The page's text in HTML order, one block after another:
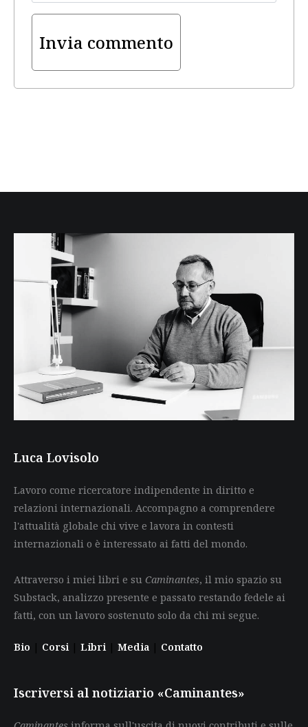
Luca Lovisolo
Lavoro come ricercatore indipendente in diritto e
relazioni internazionali. Accompagno a comprendere
l'attualità globale chi vive e lavora in contesti
internazionali o è interessato ai fatti del mondo.
Attraverso i miei libri e su Caminantes, il mio spazio su
Substack, analizzo presente e passato restando fedele ai
fatti, con un lavoro sostenuto solo da chi mi segue.
Bio | Corsi | Libri | Media | Contatto
Iscriversi al notiziario «Caminantes»